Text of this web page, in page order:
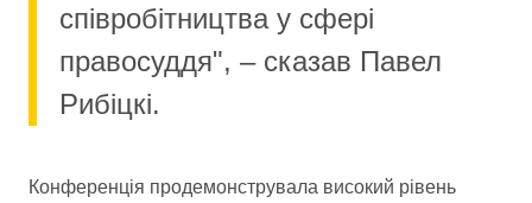
співробітництва у сфері
правосуддя", – сказав Павел
Рибіцкі.
Конференція продемонструвала високий рівень